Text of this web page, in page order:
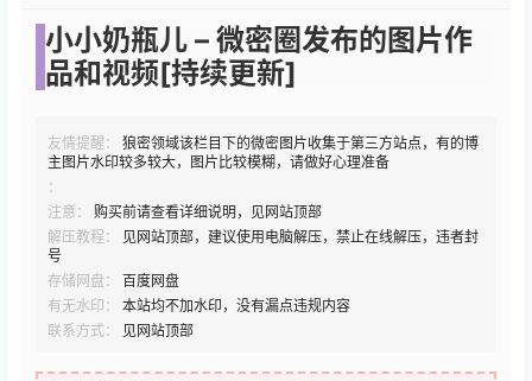
小小奶瓶儿 – 微密圈发布的图片作
品和视频[持续更新]
友情提醒：
狼密领域该栏目下的微密图片收集于第三方站点，有的博
主图片水印较多较大，图片比较模糊，请做好心理准备
：
注意：
购买前请查看详细说明，见网站顶部
解压教程：
见网站顶部，建议使用电脑解压，禁止在线解压，违者封
号
存储网盘：
百度网盘
有无水印：
本站均不加水印，没有漏点违规内容
联系方式：
见网站顶部